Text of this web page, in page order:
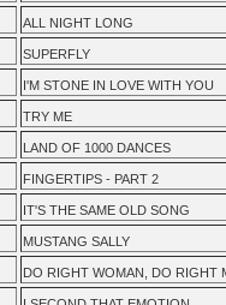
ALL NIGHT LONG
SUPERFLY
I'M STONE IN LOVE WITH YOU
TRY ME
LAND OF 1000 DANCES
FINGERTIPS - PART 2
IT'S THE SAME OLD SONG
MUSTANG SALLY
DO RIGHT WOMAN, DO RIGHT